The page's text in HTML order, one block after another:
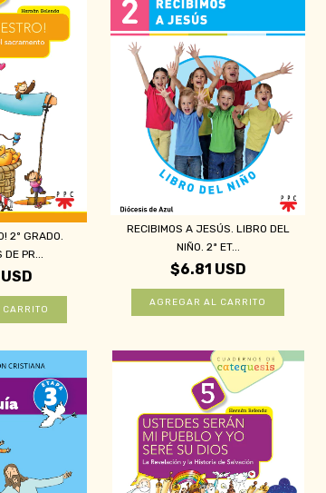
2º GRADO.
PR...
RECIBIMOS A JESÚS. LIBRO DEL
NIÑO. 2ª ET...
$6.81 USD